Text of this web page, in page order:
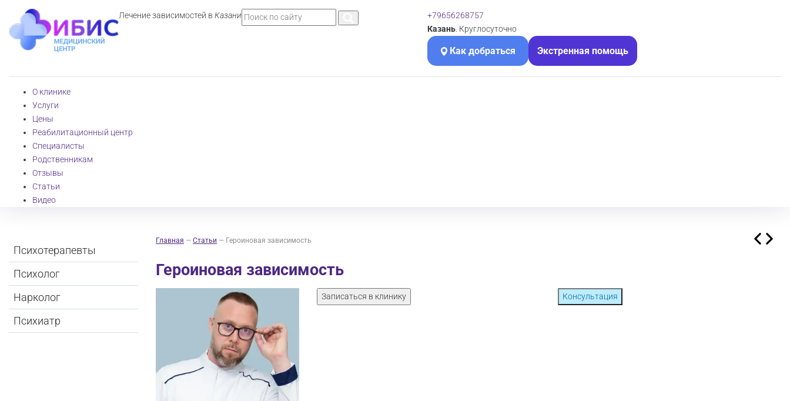
Лечение зависимостей в Казани
+79656268757
Казань . Круглосуточно
Как добраться Экстренная помощь
О клинике
Услуги
Цены
Реабилитационный центр
Специалисты
Родственникам
Отзывы
Статьи
Видео
Главная — Статьи — Героиновая зависимость
Героиновая зависимость
Записаться в клинику Консультация
Психотерапевты
Психолог
Нарколог
Психиатр